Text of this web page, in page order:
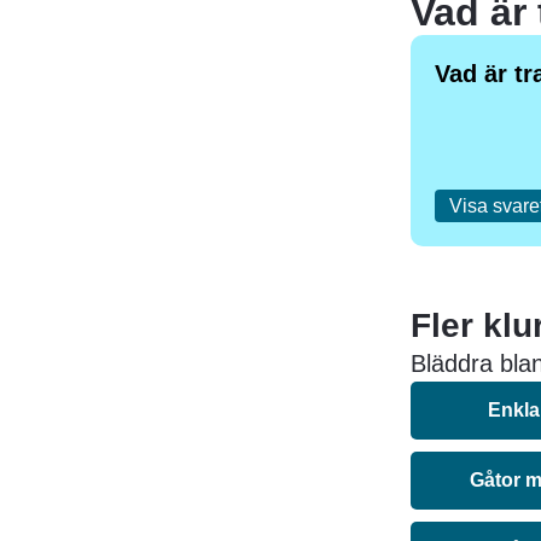
Vad
Vad är
Visa
Fler
Bläddra
Gåtor